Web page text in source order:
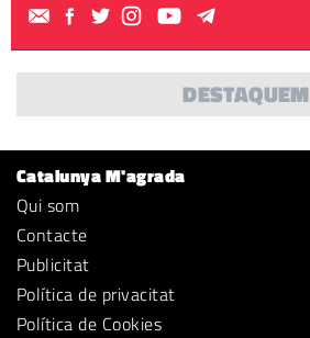
DESTAQUEM
Catalunya M'agrada
Qui som
Contacte
Publicitat
Política de privacitat
Política de Cookies